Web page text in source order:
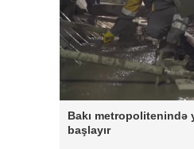
Bakı metropolitenində
başlayır